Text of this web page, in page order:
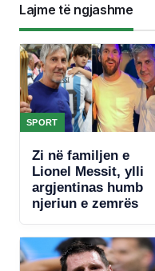
Lajme të ngjashme
SPORT
Zi në familjen e
Lionel Messit, ylli
argjentinas humb
njeriun e zemrës